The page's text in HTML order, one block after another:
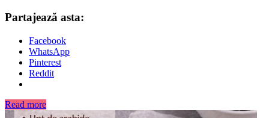
Partajează asta:
Facebook
WhatsApp
Pinterest
Reddit
Read more